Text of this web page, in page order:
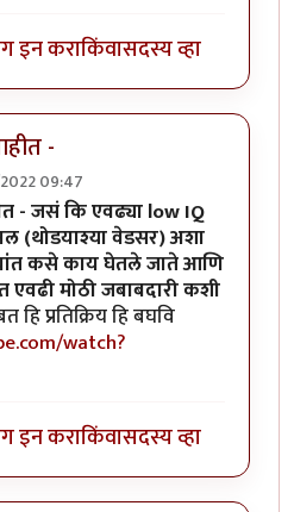
इन कराकिंवासदस्य व्हा
-
09:47
- जसं कि एवढ्या low IQ
(थोडयाश्या वेडसर) अशा
कसे काय घेतले जाते आणि
एवढी मोठी जबाबदारी कशी
हि प्रतिक्रिय हि बघवि
watch?
इन कराकिंवासदस्य व्हा